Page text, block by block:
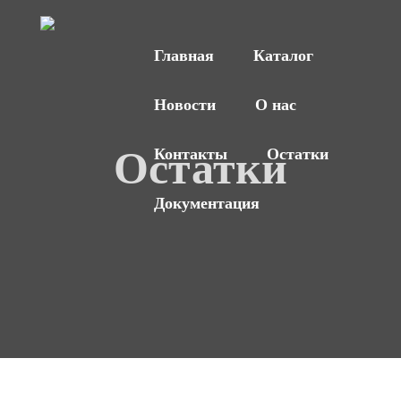
Главная Каталог
Новости О нас
Контакты Остатки
Документация
Остатки